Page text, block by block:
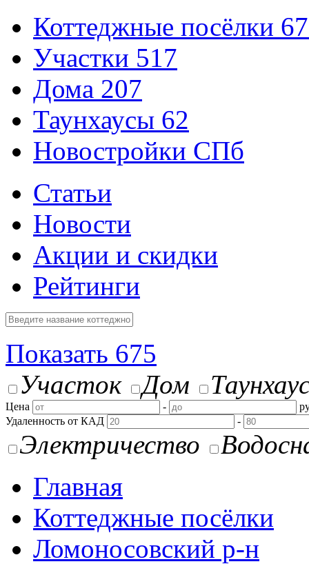
Коттеджные посёлки
Участки 517
Дома 207
Таунхаусы 62
Новостройки СПб
Статьи
Новости
Акции и скидки
Рейтинги
Показать 675
Участок
Дом
Цена -
Удаленность от КАД
-
Электричество
Главная
Коттеджные посёлки
Ломоносовский р-н